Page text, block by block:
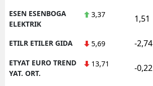
ESEN ESENBOGA
ELEKTRIK
3,37 1,51
ETILR ETILER GIDA 5,69 -2,74
ETYAT EURO TREND
YAT. ORT.
13,71 -0,22